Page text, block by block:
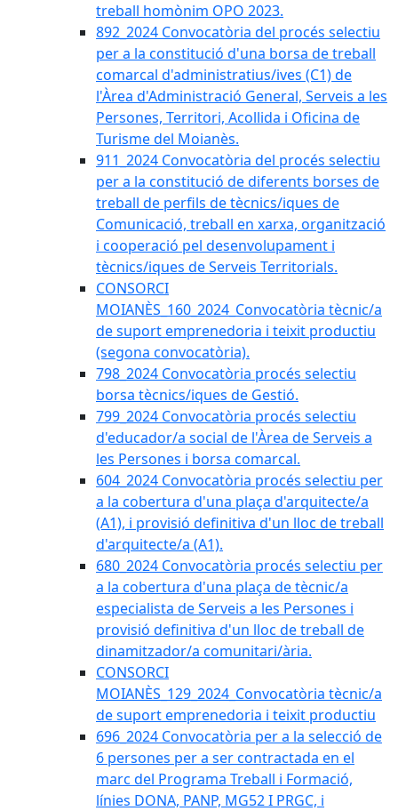
treball homònim OPO 2023.
892_2024 Convocatòria del procés selectiu
per a la constitució d'una borsa de treball
comarcal d'administratius/ives (C1) de
l'Àrea d'Administració General, Serveis a les
Persones, Territori, Acollida i Oficina de
Turisme del Moianès.
911_2024 Convocatòria del procés selectiu
per a la constitució de diferents borses de
treball de perfils de tècnics/iques de
Comunicació, treball en xarxa, organització
i cooperació pel desenvolupament i
tècnics/iques de Serveis Territorials.
CONSORCI
MOIANÈS_160_2024_Convocatòria tècnic/a
de suport emprenedoria i teixit productiu
(segona convocatòria).
798_2024 Convocatòria procés selectiu
borsa tècnics/iques de Gestió.
799_2024 Convocatòria procés selectiu
d'educador/a social de l'Àrea de Serveis a
les Persones i borsa comarcal.
604_2024 Convocatòria procés selectiu per
a la cobertura d'una plaça d'arquitecte/a
(A1), i provisió definitiva d'un lloc de treball
d'arquitecte/a (A1).
680_2024 Convocatòria procés selectiu per
a la cobertura d'una plaça de tècnic/a
especialista de Serveis a les Persones i
provisió definitiva d'un lloc de treball de
dinamitzador/a comunitari/ària.
CONSORCI
MOIANÈS_129_2024_Convocatòria tècnic/a
de suport emprenedoria i teixit productiu
696_2024 Convocatòria per a la selecció de
6 persones per a ser contractada en el
marc del Programa Treball i Formació,
línies DONA, PANP, MG52 I PRGC, i